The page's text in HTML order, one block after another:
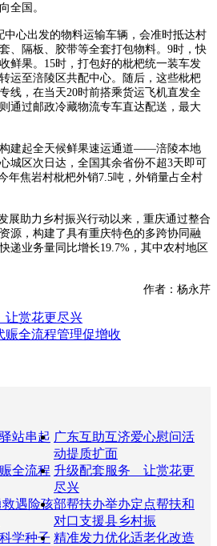
全国。
心出发的物料运输车辆，会准时抵达村
、隔板、胶带等全套打包物料。9时，快
鲜果。15时，打包好的枇杷统一装车发
运至涪陵区共配中心。随后，这些枇杷
线，在当天20时前搭乘货运飞机直发全
通过邮政冷藏物流专车直达配送，最大
起全天候鲜果速运通道——涪陵本地
城区次日达，全国其余省份不超3天即可
年焦岩村枇杷外销7.5吨，外销量占全村
助力乡村振兴行动以来，重庆通过整合
源，构建了具有重庆特色的多跨协同融
递业务量同比增长19.7%，其中农村地区
作者：杨永芹
赏花更尽兴
赈全流程管理促增收
站串起 广东互助互济爱心慰问活
动提质扩面
全流程 升级配套服务 让赏花更
尽兴
遇险孩部帮扶办举办定点帮扶和
对口支援县乡村振
学种子 精准发力优化适老化改造